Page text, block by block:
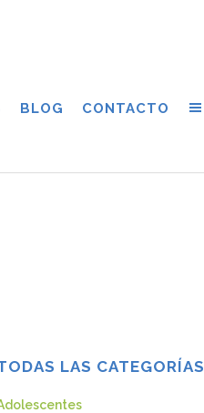
BLOG CONTACTO
LAS CATEGORÍAS